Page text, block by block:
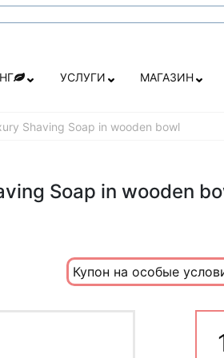
УСЛУГИ МАГАЗИН
Shaving Soap in wooden bowl
Soap in wooden
Купон на особые